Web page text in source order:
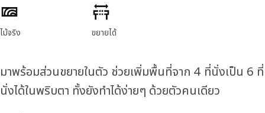
ลักษณะสินค้า
ไม้จริง ขยายได้
มาพร้อมส่วนขยายในตัว ช่วยเพิ่มพื้นที่จาก 4 ที่นั่งเป็น 6 ที่
นั่งได้ในพริบตา ทั้งยังทำได้ง่ายๆ ด้วยตัวคนเดียว